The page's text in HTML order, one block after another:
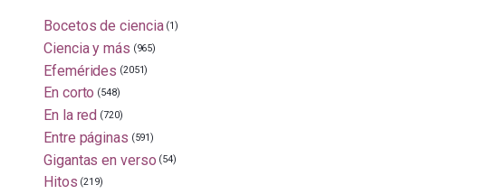
Bocetos de ciencia (1)
Ciencia y más (965)
Efemérides (2051)
En corto (548)
En la red (720)
Entre páginas (591)
Gigantas en verso (54)
Hitos (219)